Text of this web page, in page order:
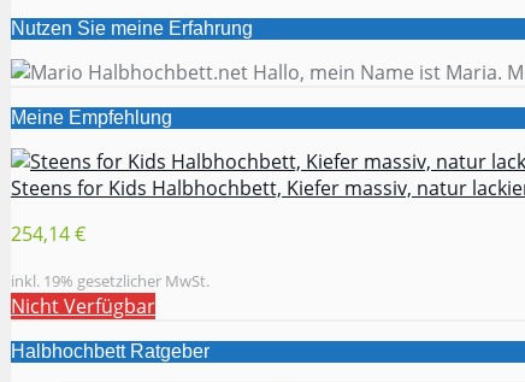
Nutzen Sie meine Erfahrung
Hallo, mein Name ist Maria.
Meine Empfehlung
Steens for Kids Halbhochbett, Kiefer massiv, natur
254,14 €
inkl. 19% gesetzlicher MwSt.
Nicht Verfügbar
Halbhochbett Ratgeber